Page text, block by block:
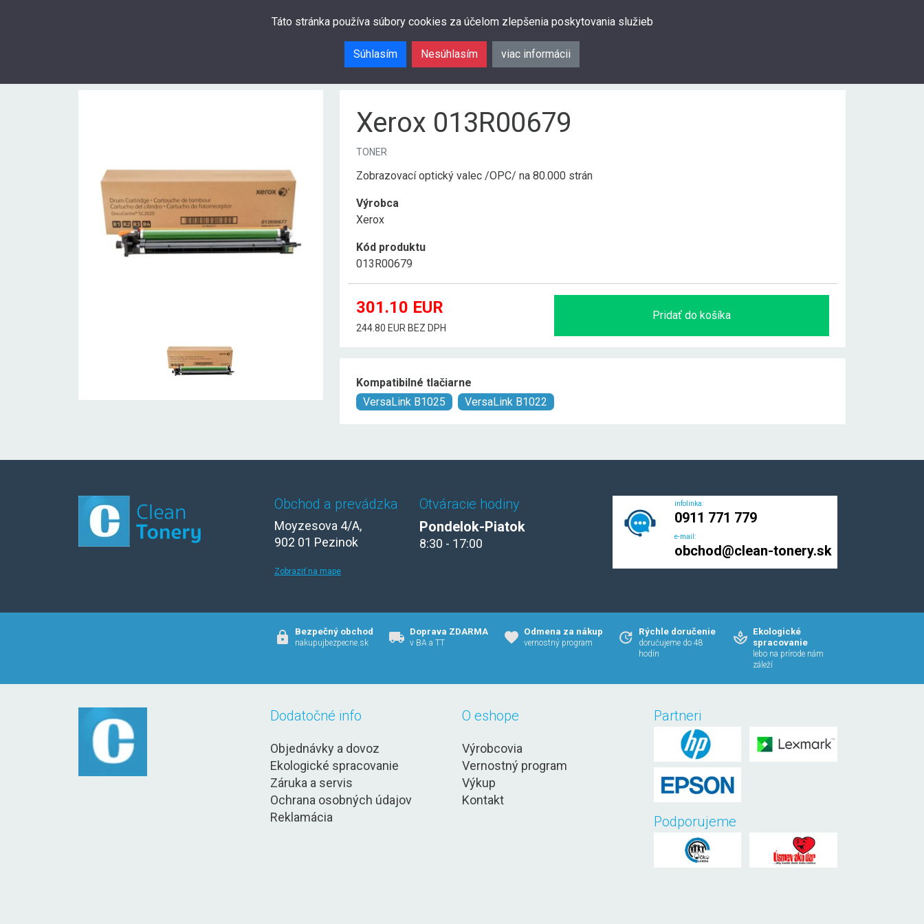
Táto stránka používa súbory cookies za účelom zlepšenia poskytovania služieb
Súhlasím Nesúhlasím viac informácii
Xerox 013R00679
TONER
Zobrazovací optický valec /OPC/ na 80.000 strán
Výrobca
Xerox
Kód produktu
013R00679
301.10 EUR
244.80 EUR BEZ DPH
Pridať do košíka
Kompatibilné tlačiarne
VersaLink B1025
VersaLink B1022
Obchod a prevádzka
Moyzesova 4/A,
902 01 Pezinok
Zobraziť na mape
Otváracie hodiny
Pondelok-Piatok
8:30 - 17:00
infolinka:
0911 771 779
e-mail:
obchod@clean-tonery.sk
Bezpečný obchod
nakupujbezpecne.sk
Doprava ZDARMA
v BA a TT
Odmena za nákup
vernostný program
Rýchle doručenie
doručujeme do 48
hodín
Ekologické
spracovanie
lebo na prírode nám
záleží
Dodatočné info
Objednávky a dovoz
Ekologické spracovanie
Záruka a servis
Ochrana osobných údajov
Reklamácia
O eshope
Výrobcovia
Vernostný program
Výkup
Kontakt
Partneri
Podporujeme